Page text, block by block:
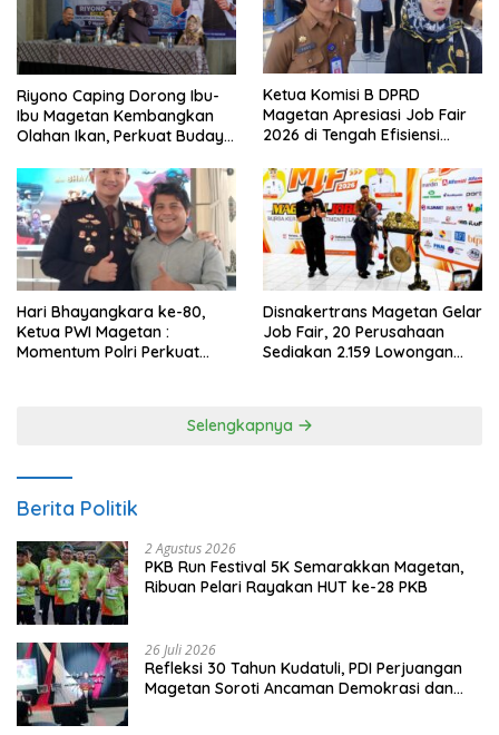
Riyono Caping Dorong Ibu-
Ibu Magetan Kembangkan
Olahan Ikan, Perkuat Budaya
Ketua Komisi B DPRD
Magetan Apresiasi Job Fair
2026 di Tengah Efisiensi
Hari Bhayangkara ke-80,
Ketua PWI Magetan :
Momentum Polri Perkuat
Disnakertrans Magetan Gelar
Job Fair, 20 Perusahaan
Sediakan 2.159 Lowongan
Selengkapnya
Berita Politik
2 Agustus 2026
PKB Run Festival 5K Semarakkan Magetan,
Ribuan Pelari Rayakan HUT ke-28 PKB
26 Juli 2026
Refleksi 30 Tahun Kudatuli, PDI Perjuangan
Magetan Soroti Ancaman Demokrasi dan